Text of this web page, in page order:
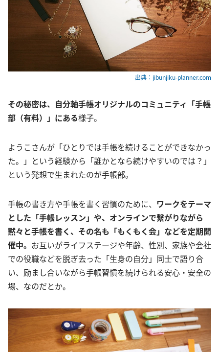
出典：jibunjiku-planner.com
その秘密は、自分軸手帳オリジナルのコミュニティ「手帳
部（有料）」にある様子。
ようこさんが「ひとりでは手帳を続けることができなかっ
た。」という経験から「誰かとなら続けやすいのでは？」
という発想で生まれたのが手帳部。
手帳の書き方や手帳を書く習慣のために、 ワークをテーマ
とした「手帳レッスン」や、オンラインで繋がりながら
黙々と手帳を書く、その名も「もくもく会」などを定期開
催中。 お互いがライフステージや年齢、性別、家族や会社
での役職などを脱ぎ去った「生身の自分」同士で語り合
い、励まし合いながら手帳習慣を続けられる安心・安全の
場、なのだとか。